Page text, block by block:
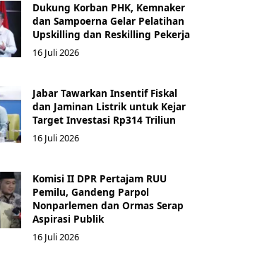
Dukung Korban PHK, Kemnaker
dan Sampoerna Gelar Pelatihan
Upskilling dan Reskilling Pekerja
16 Juli 2026
Jabar Tawarkan Insentif Fiskal
dan Jaminan Listrik untuk Kejar
Target Investasi Rp314 Triliun
16 Juli 2026
Komisi II DPR Pertajam RUU
Pemilu, Gandeng Parpol
Nonparlemen dan Ormas Serap
Aspirasi Publik
16 Juli 2026